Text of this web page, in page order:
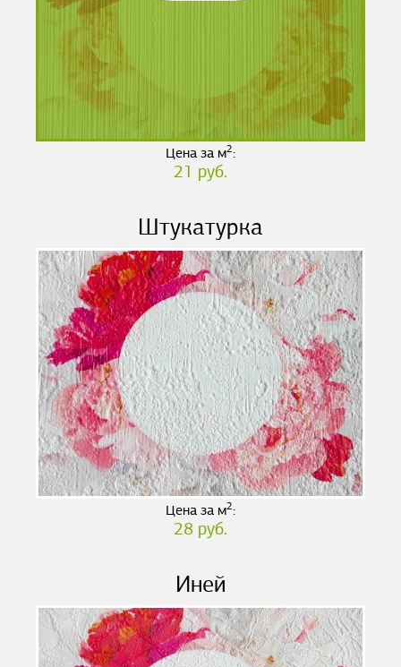
Цена за м2:
21 руб.
Штукатурка
Цена за м2:
28 руб.
Иней